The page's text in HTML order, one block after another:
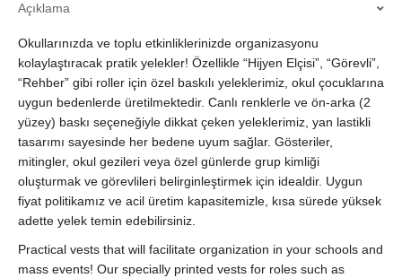
Baskı
Lastikli
&
2
Yüzey
&
Acil
Üretim
quantity
Açıklama
Okullarınızda ve toplu etkinliklerinizde organizasyonu
kolaylaştıracak pratik yelekler! Özellikle “Hijyen Elçisi”, “Görevli”,
“Rehber” gibi roller için özel baskılı yeleklerimiz, okul çocuklarına
uygun bedenlerde üretilmektedir. Canlı renklerle ve ön-arka (2
yüzey) baskı seçeneğiyle dikkat çeken yeleklerimiz, yan lastikli
tasarımı sayesinde her bedene uyum sağlar. Gösteriler,
mitingler, okul gezileri veya özel günlerde grup kimliği
oluşturmak ve görevlileri belirginleştirmek için idealdir. Uygun
fiyat politikamız ve acil üretim kapasitemizle, kısa sürede yüksek
adette yelek temin edebilirsiniz.
Practical vests that will facilitate organization in your schools and
mass events! Our specially printed vests for roles such as